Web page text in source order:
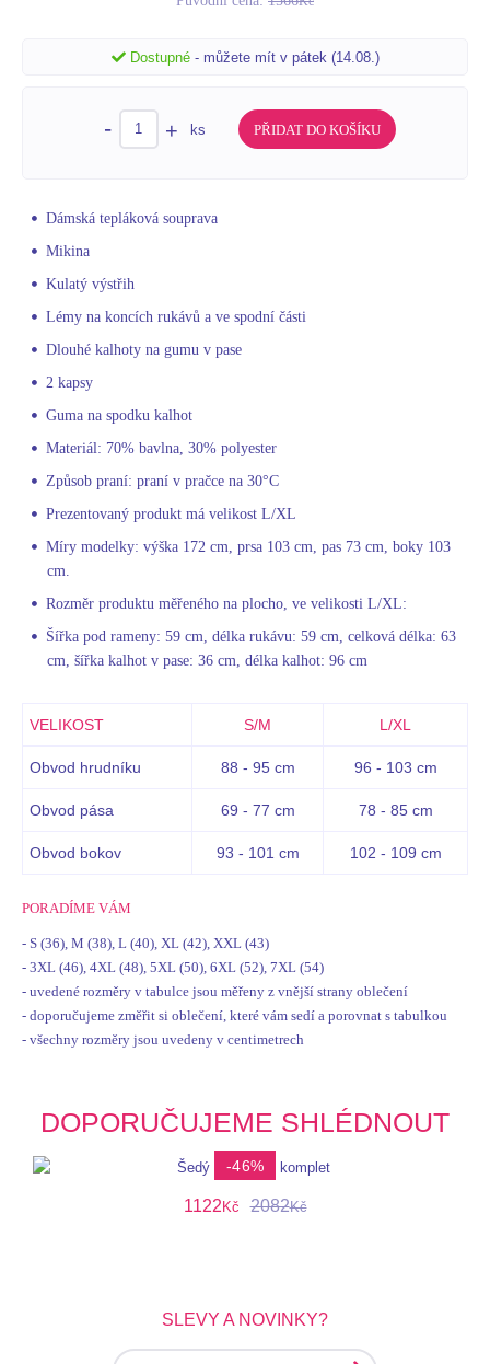
Dostupné- můžete mít v pátek (14.08.)
- + ks PŘIDAT DO KOŠÍKU
Dámská tepláková souprava
Mikina
Kulatý výstřih
Lémy na koncích rukávů a ve spodní části
Dlouhé kalhoty na gumu v pase
2 kapsy
Guma na spodku kalhot
Materiál: 70% bavlna, 30% polyester
Způsob praní: praní v pračce na 30°C
Prezentovaný produkt má velikost L/XL
Míry modelky: výška 172 cm, prsa 103 cm, pas 73 cm, boky 103
cm.
Rozměr produktu měřeného na plocho, ve velikosti L/XL:
Šířka pod rameny: 59 cm, délka rukávu: 59 cm, celková délka: 63
cm, šířka kalhot v pase: 36 cm, délka kalhot: 96 cm
VELIKOST S/M L/XL
Obvod hrudníku 88 - 95 cm 96 - 103 cm
Obvod pása 69 - 77 cm 78 - 85 cm
Obvod bokov 93 - 101 cm 102 - 109 cm
PORADÍME VÁM
- S (36), M (38), L (40), XL (42), XXL (43)
- 3XL (46), 4XL (48), 5XL (50), 6XL (52), 7XL (54)
- uvedené rozměry v tabulce jsou měřeny z vnější strany oblečení
- doporučujeme změřit si oblečení, které vám sedí a porovnat s tabulkou
- všechny rozměry jsou uvedeny v centimetrech
DOPORUČUJEME SHLÉDNOUT
-46%
1122Kč 2082Kč
SLEVY A NOVINKY?